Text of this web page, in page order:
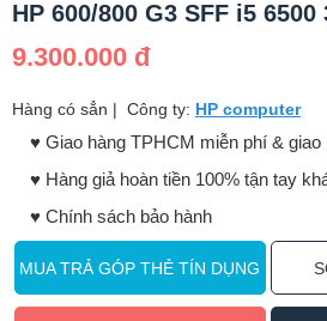
HP 600/800 G3 SFF i5 6500
9.300.000 đ
Hàng có sẳn | Công ty: HP computer
♥️ Giao hàng TPHCM miễn phí & giao
♥️ Hàng giả hoàn tiền 100% tận tay
♥️ Chính sách bảo hành
MUA TRẢ GÓP THẺ TÍN DỤNG